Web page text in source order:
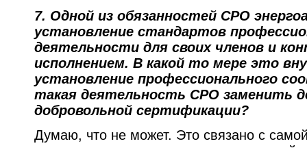
7. Одной из обязанностей СРО
установление стандартов
деятельности для своих членов и
исполнением. В какой то мере это
установление профессионального
такая деятельность СРО заменить
добровольной сертификации?
Думаю, что не может. Это связано с